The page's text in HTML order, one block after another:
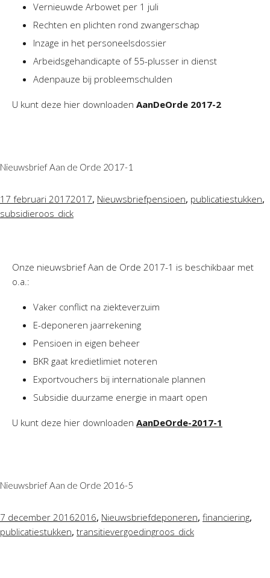
Vernieuwde Arbowet per 1 juli
Rechten en plichten rond zwangerschap
Inzage in het personeelsdossier
Arbeidsgehandicapte of 55-plusser in dienst
Adenpauze bij probleemschulden
U kunt deze hier downloaden AanDeOrde 2017-2
Nieuwsbrief Aan de Orde 2017-1
17 februari 20172017, Nieuwsbriefpensioen, publicatiestukken,
subsidieroos_dick
Onze nieuwsbrief Aan de Orde 2017-1 is beschikbaar met
o.a.:
Vaker conflict na ziekteverzuim
E-deponeren jaarrekening
Pensioen in eigen beheer
BKR gaat kredietlimiet noteren
Exportvouchers bij internationale plannen
Subsidie duurzame energie in maart open
U kunt deze hier downloaden AanDeOrde-2017-1
Nieuwsbrief Aan de Orde 2016-5
7 december 20162016, Nieuwsbriefdeponeren, financiering,
publicatiestukken, transitievergoedingroos_dick